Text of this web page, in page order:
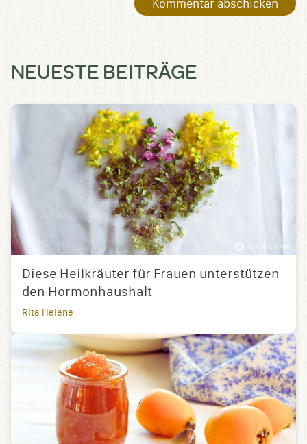
NEUESTE BEITRÄGE
Diese Heilkräuter für Frauen unterstützen
den Hormonhaushalt
Rita Helene